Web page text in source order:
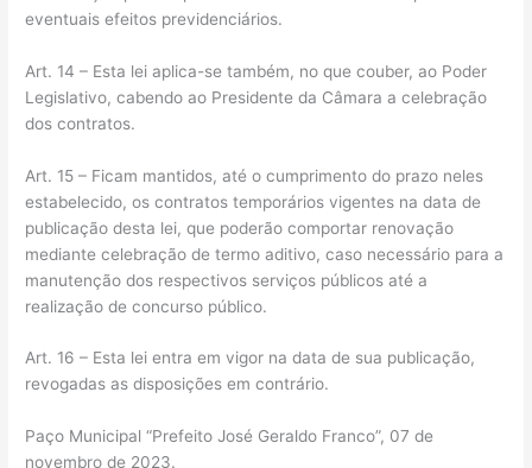
eventuais efeitos previdenciários.
Art. 14 – Esta lei aplica-se também, no que couber, ao Poder
Legislativo, cabendo ao Presidente da Câmara a celebração
dos contratos.
Art. 15 – Ficam mantidos, até o cumprimento do prazo neles
estabelecido, os contratos temporários vigentes na data de
publicação desta lei, que poderão comportar renovação
mediante celebração de termo aditivo, caso necessário para a
manutenção dos respectivos serviços públicos até a
realização de concurso público.
Art. 16 – Esta lei entra em vigor na data de sua publicação,
revogadas as disposições em contrário.
Paço Municipal “Prefeito José Geraldo Franco”, 07 de
novembro de 2023.